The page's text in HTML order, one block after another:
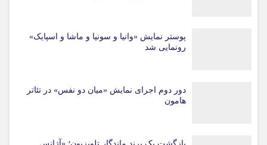
پوستر نمایش «وانیا و سونیا و ماشا و اسپایک»
رونمایی شد
دور دوم اجرای نمایش «میان دو نفس» در تئاتر
هامون